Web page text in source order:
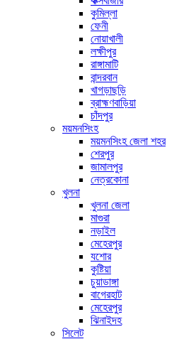
কুমিল্লা
ফেনী
নোয়াখালী
লক্ষীপুর
রাঙ্গামাটি
বান্দরবান
খাগড়াছড়ি
ব্রাহ্মণবাড়িয়া
চাঁদপুর
ময়মনসিংহ
ময়মনসিংহ জেলা শহর
শেরপুর
জামালপুর
নেত্রকোনা
খুলনা
খুলনা জেলা
মাগুরা
নড়াইল
মেহেরপুর
যশোর
কুষ্টিয়া
চুয়াডাঙ্গা
বাগেরহাট
মেহেরপুর
ঝিনাইদহ
সিলেট